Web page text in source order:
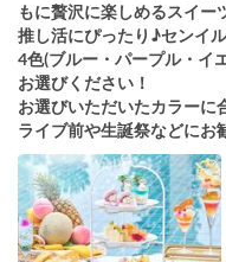
もに贅沢に楽しめるスイー
推し活にぴったり♪センイ
4色(ブルー・パープル・イ
お選びください！
お選びいただいたカラーに
ライブ前や生誕祭などにお